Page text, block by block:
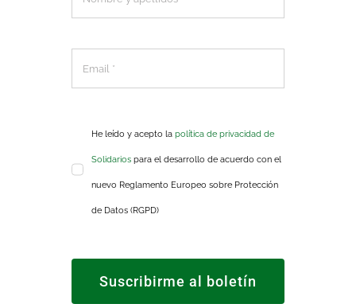
He leído y acepto lapolítica de privacidad de
Solidarios para el desarrollo de acuerdo con el
nuevo Reglamento Europeo sobre Protección
de Datos (RGPD)
Suscribirme al boletín